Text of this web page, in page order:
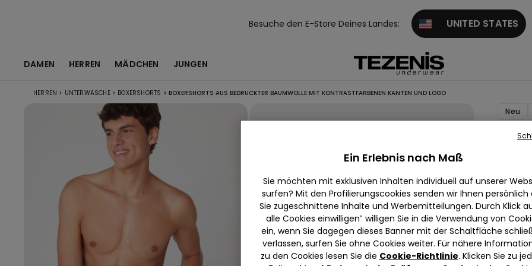
Besuche den E-Store Deines Landes: UNITED STATES
DAMEN HERREN MÄDCHEN JUNGEN
HERREN > UNTERWÄSCHE > BOXERSHORTS > BOXERSHORTS AUS BEDRUCKTER BAUMWOLLE MIT KONTRASTFARBENEN KANTEN UND LOGO
Neu
€ 10,99
1
Ein Erlebnis nach Maß
Sie möchten mit exklusiven Inhalten individuell auf unserer
surfen? Mit den Profilierungscookies senden wir Ihnen persönlich
Sie zugeschnittene Inhalte und Werbemitteilungen. Durch Klick
alle Cookies einwilligen‟ willigen Sie in die Verwendung von
ein, wenn Sie dagegen dieses Banner mit der Schaltfläche
verlassen, surfen Sie ohne Cookies weiter. Für nähere
zu den Cookies lesen Sie die Cookie-Richtlinie. Klicken Sie zu